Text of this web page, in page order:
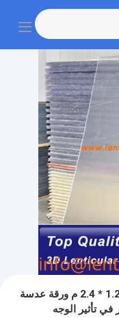
عدسي 20 خطًا في البوصة سمك 3 مم 1.2 * 2.4 م ورقة عدسة
تأثير الوجه